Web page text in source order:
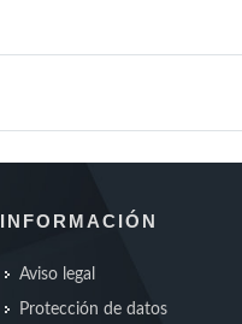
INFORMACIÓN
Aviso legal
Protección de datos